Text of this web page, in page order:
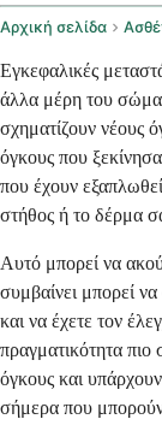
Αρχική σελίδα
Εγκεφαλικές
άλλα μέρη του
σχηματίζουν νέους
όγκους που
που έχουν
στήθος ή το δέρμα
Αυτό μπορεί να
συμβαίνει μπορεί
και να έχετε τον
πραγματικότητα πιο
όγκους και
σήμερα που